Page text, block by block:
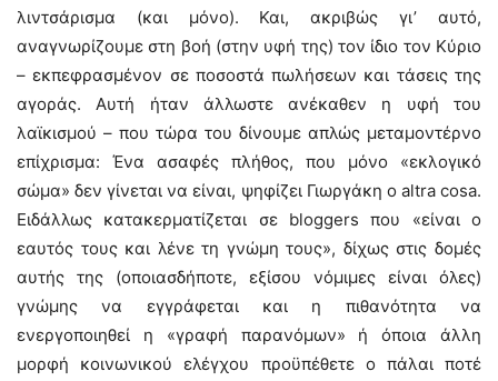
λιντσάρισμα (και μόνο). Και, ακριβώς γι’ αυτό,
αναγνωρίζουμε στη βοή (στην υφή της) τον ίδιο τον Κύριο
– εκπεφρασμένον σε ποσοστά πωλήσεων και τάσεις της
αγοράς. Αυτή ήταν άλλωστε ανέκαθεν η υφή του
λαϊκισμού – που τώρα του δίνουμε απλώς μεταμοντέρνο
επίχρισμα: Ένα ασαφές πλήθος, που μόνο «εκλογικό
σώμα» δεν γίνεται να είναι, ψηφίζει Γιωργάκη o altra cosa.
Eιδάλλως κατακερματίζεται σε bloggers που «είναι ο
εαυτός τους και λένε τη γνώμη τους», δίχως στις δομές
αυτής της (οποιασδήποτε, εξίσου νόμιμες είναι όλες)
γνώμης να εγγράφεται και η πιθανότητα να
ενεργοποιηθεί η «γραφή παρανόμων» ή όποια άλλη
μορφή κοινωνικού ελέγχου προϋπέθετε ο πάλαι ποτέ